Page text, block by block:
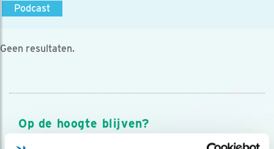
Podcast
Geen resultaten.
Op de hoogte blijven?
Meld je aan en ontvang nieuws, inspiratie, acties en tips